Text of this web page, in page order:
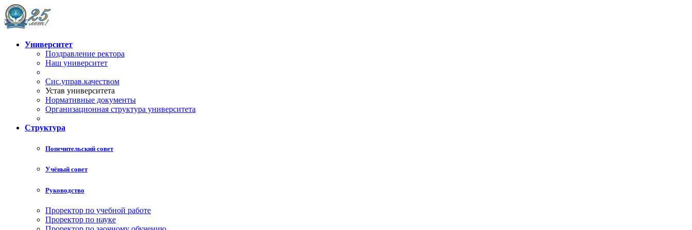
Университет
Поздравление ректора
Наш университет
Сис.управ.качеством
Устав университета
Нормативные документы
Организационная структура университета
Структура
Попечительский совет
Учёный совет
Руководство
Проректор по учебной работе
Проректор по науке